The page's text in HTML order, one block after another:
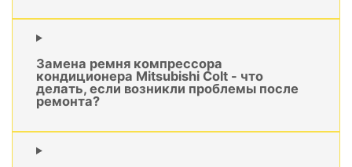
Замена ремня компрессора
кондиционера Mitsubishi Colt - что
делать, если возникли проблемы после
ремонта?